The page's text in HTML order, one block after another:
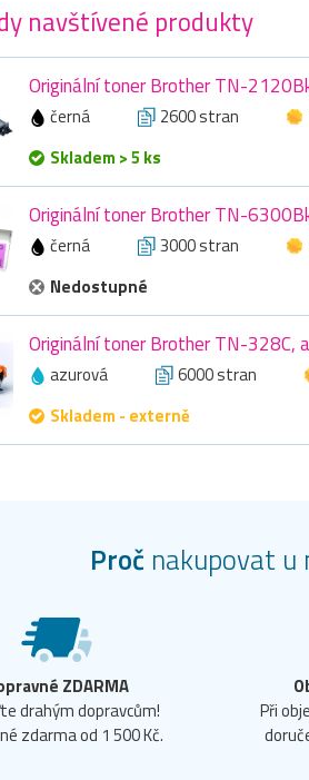
navštívené produkty
Originální toner Brother TN-
černá 2600 stran
Skladem > 5 ks
Originální toner Brother TN-
černá 3000 stran
Nedostupné
Originální toner Brother TN-328C,
azurová 6000 stran
Skladem - externě
Proč nakupovat u
ZDARMA
drahým dopravcům!
zdarma od 1 500 Kč.
Při